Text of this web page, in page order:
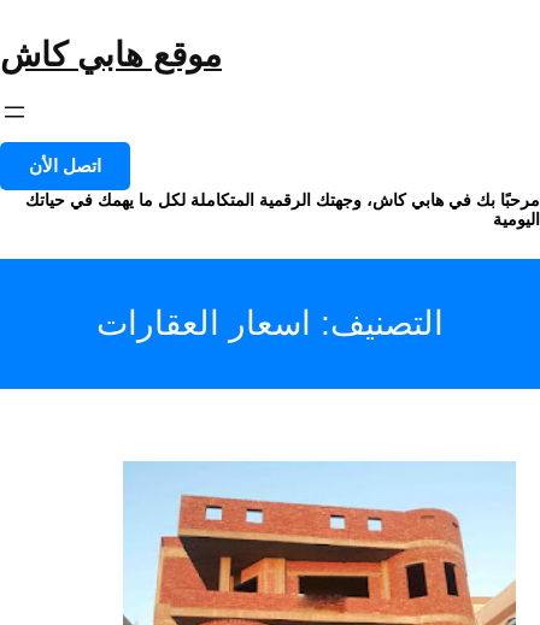
موقع هابي كاش
اتصل الأن
مرحبًا بك في هابي كاش، وجهتك الرقمية المتكاملة لكل ما يهمك في حياتك
اليومية
التصنيف: اسعار العقارات